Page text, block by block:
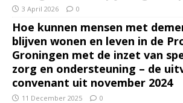
3 April 2026 0
Hoe kunnen mensen met
blijven wonen en leven in de
Groningen met de inzet van
zorg en ondersteuning – de
convenant uit november 2024
11 December 2025 0